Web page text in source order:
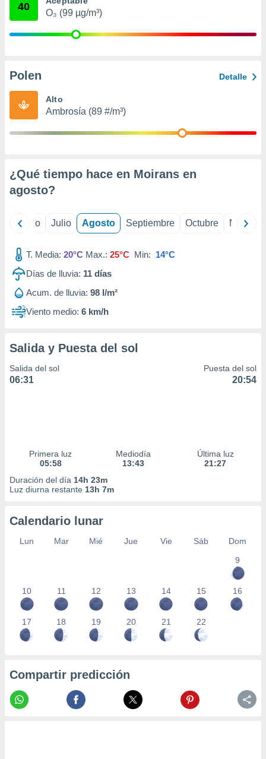
publicidad
de
1199
40
O₃ (99 µg/m³)
Polen Detalle
Alto
Ambrosía (89 #/m³)
¿Qué tiempo hace en Moirans en
agosto?
Junio Julio Agosto Septiembre Octubre
T. Media: 20°C Max.: 25°C Min: 14°C
Días de lluvia: 11 días
Acum. de lluvia: 98 l/m²
Viento medio: 6 km/h
Salida y Puesta del sol
Salida del sol
06:31
Puesta del sol
20:54
Primera luz
05:58
Mediodía
13:43
Última luz
21:27
Duración del día 14h 23m
Luz diurna restante 13h 7m
Calendario lunar
Lun Mar Mié Jue Vie Sáb
Dom
9
10 11 12 13 14 15 16
17 18 19 20 21 22
Compartir predicción